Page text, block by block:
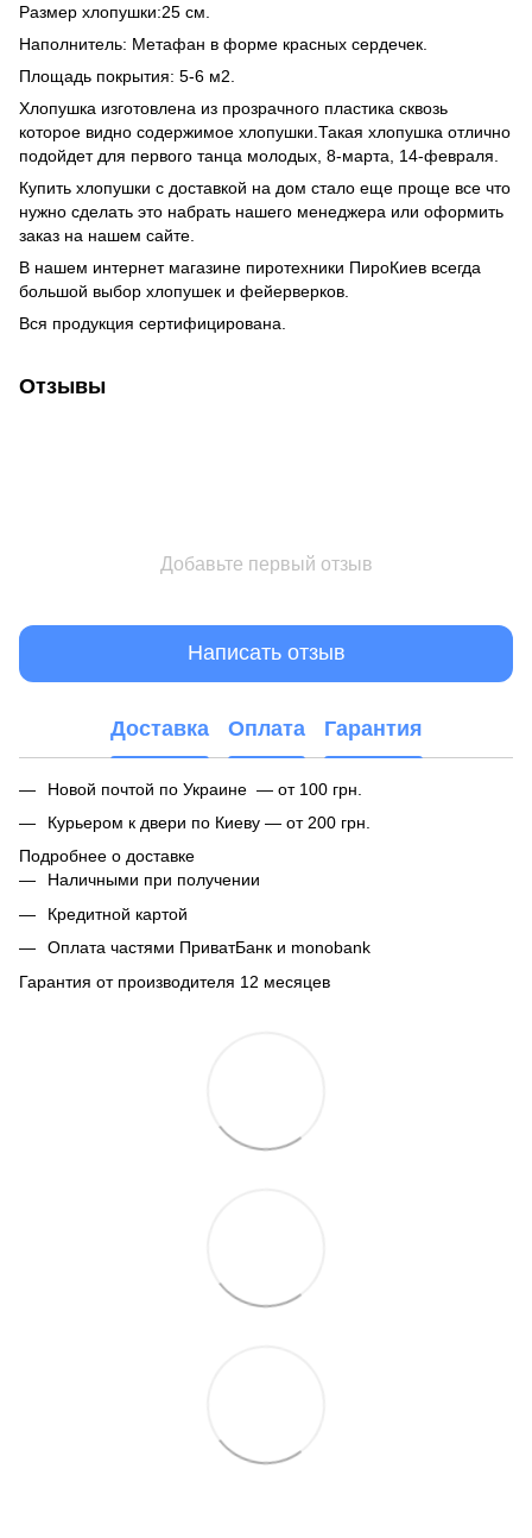
Размер хлопушки:25 см.
Наполнитель: Метафан в форме красных сердечек.
Площадь покрытия: 5-6 м2.
Хлопушка изготовлена из прозрачного пластика сквозь
которое видно содержимое хлопушки.Такая хлопушка отлично
подойдет для первого танца молодых, 8-марта, 14-февраля.
Купить хлопушки с доставкой на дом стало еще проще все что
нужно сделать это набрать нашего менеджера или оформить
заказ на нашем сайте.
В нашем интернет магазине пиротехники ПироКиев всегда
большой выбор хлопушек и фейерверков.
Вся продукция сертифицирована.
Отзывы
Добавьте первый отзыв
Написать отзыв
Доставка Оплата Гарантия
Новой почтой по Украине — от 100 грн.
Курьером к двери по Киеву — от 200 грн.
Подробнее о доставке
Наличными при получении
Кредитной картой
Оплата частями ПриватБанк и monobank
Гарантия от производителя 12 месяцев